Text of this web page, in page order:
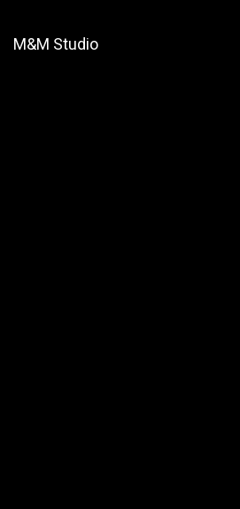
M&M Studio